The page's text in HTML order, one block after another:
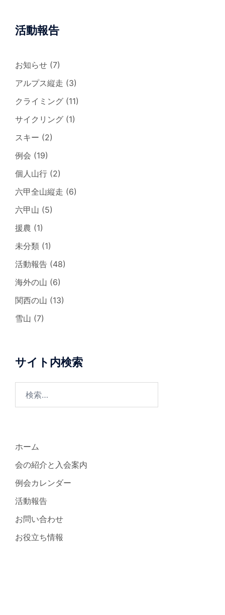
活動報告
お知らせ (7)
アルプス縦走 (3)
クライミング (11)
サイクリング (1)
スキー (2)
例会 (19)
個人山行 (2)
六甲全山縦走 (6)
六甲山 (5)
援農 (1)
未分類 (1)
活動報告 (48)
海外の山 (6)
関西の山 (13)
雪山 (7)
サイト内検索
ホーム
会の紹介と入会案内
例会カレンダー
活動報告
お問い合わせ
お役立ち情報